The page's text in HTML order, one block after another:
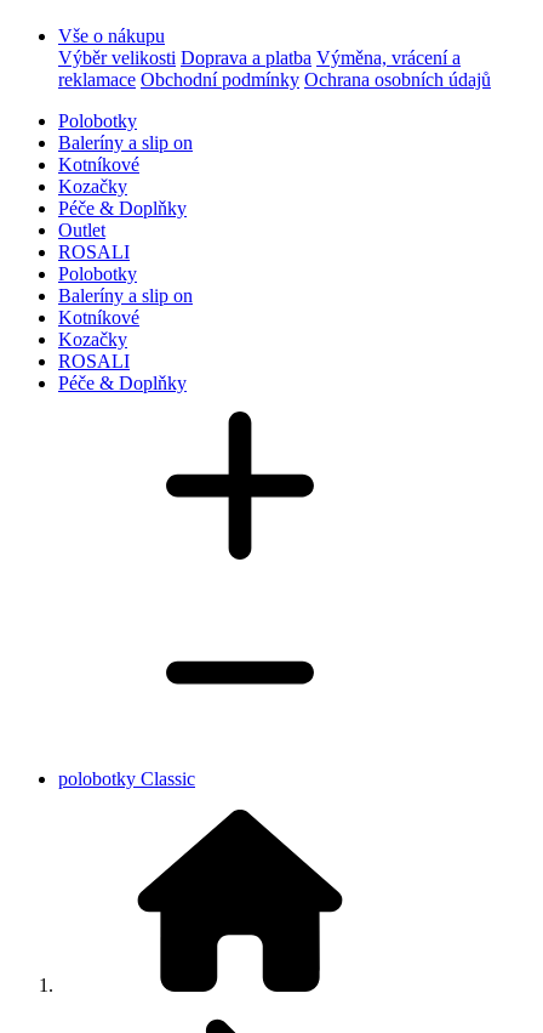
Vše o nákupu
Výběr velikosti Doprava a platba Výměna, vrácení a
reklamace Obchodní podmínky Ochrana osobních údajů
Polobotky
Baleríny a slip on
Kotníkové
Kozačky
Péče & Doplňky
Outlet
ROSALI
Polobotky
Baleríny a slip on
Kotníkové
Kozačky
ROSALI
Péče & Doplňky
polobotky Classic